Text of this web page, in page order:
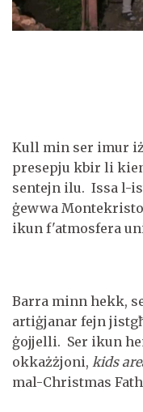
Kull min ser imur
presepju kbir li
sentejn ilu. Issa l-
ġewwa
ikun f'atmosfera
Barra minn hekk,
artiġjanar fejn
ġojjelli. Ser ikun
okkażżjoni, kids
mal-Christmas